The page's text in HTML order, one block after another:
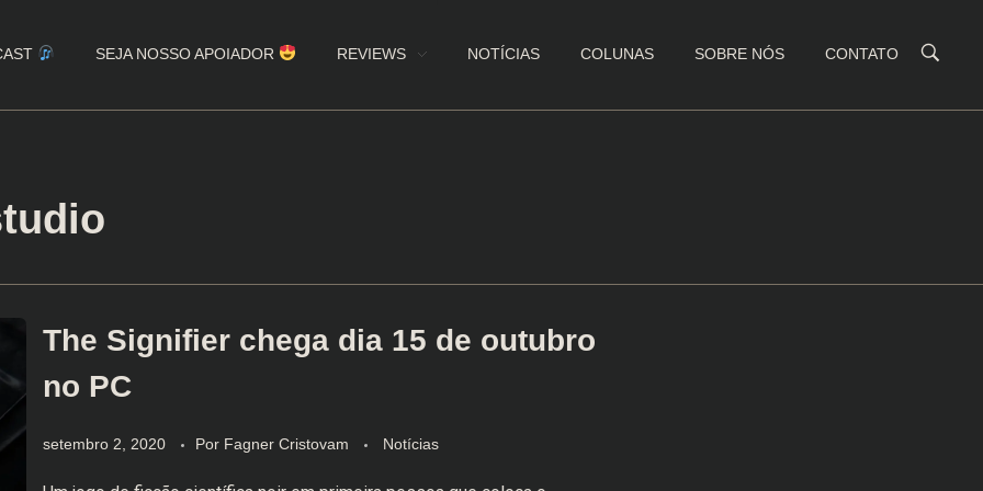
SEJA NOSSO APOIADOR REVIEWS NOTÍCIAS COLUNAS SOBRE NÓS CONTATO
The Signifier chega dia 15 de outubro
no PC
setembro 2, 2020 Por Fagner Cristovam Notícias